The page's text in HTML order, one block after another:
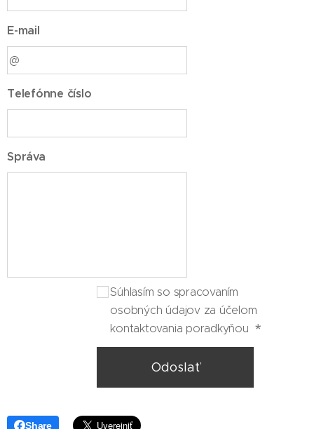
E-mail
Telefónne číslo
Správa
Súhlasím so spracovaním
osobných údajov za účelom
kontaktovania poradkyňou
Odoslať
Share